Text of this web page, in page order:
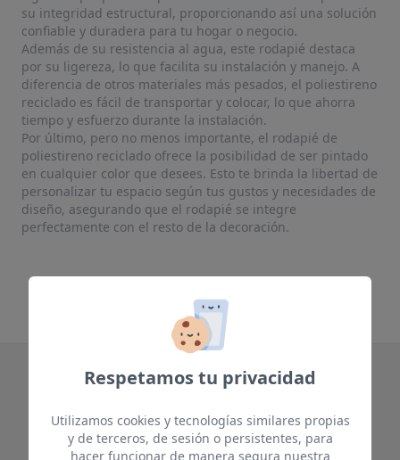
su integridad estructural, proporcionando así una solución
confiable y duradera para tu hogar o negocio.
Además de su resistencia al agua, este rodapié destaca
por su ligereza, lo que facilita su instalación y manejo. A
diferencia de otros materiales más pesados, el poliestireno
reciclado es fácil de transportar y colocar, lo que ahorra
tiempo y esfuerzo durante la instalación.
Por último, pero no menos importante, el rodapié de
poliestireno reciclado ofrece la posibilidad de ser pintado
en cualquier color que desees. Esto te brinda la libertad de
personalizar tu espacio según tus gustos y necesidades de
diseño, asegurando que el rodapié se integre
perfectamente con el resto de la decoración.
Te puede interesar
Productos relacionados
Respetamos tu privacidad
Utilizamos cookies y tecnologías similares propias
y de terceros, de sesión o persistentes, para
hacer funcionar de manera segura nuestra